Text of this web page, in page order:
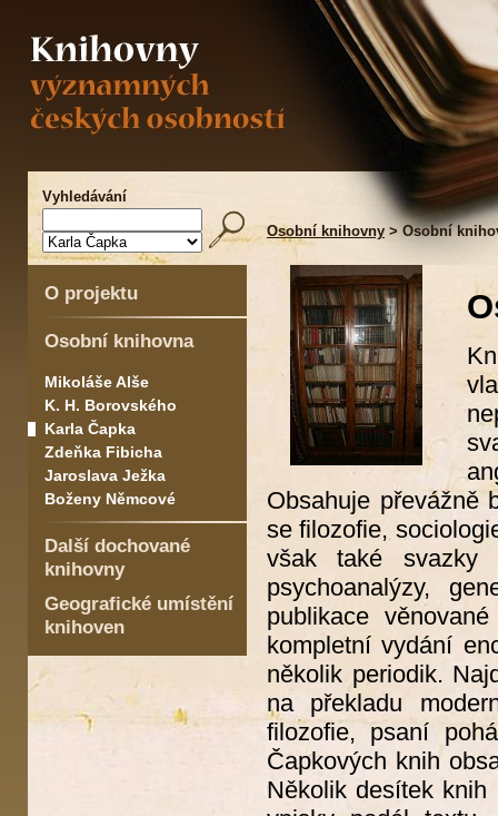
Vyhledávání
Osobní knihovny > Osobní
O projektu
Osobní knihovna
Mikoláše Alše
K. H. Borovského
Karla Čapka
Zdeňka Fibicha
Jaroslava Ježka
Boženy Němcové
Další dochované
knihovny
Geografické umístění
knihoven
Obsahuje převážně
se filozofie,
však také svazky
psychoanalýzy,
publikace
kompletní vydání
několik periodik.
na překladu
filozofie, psaní
Čapkových knih
Několik desítek